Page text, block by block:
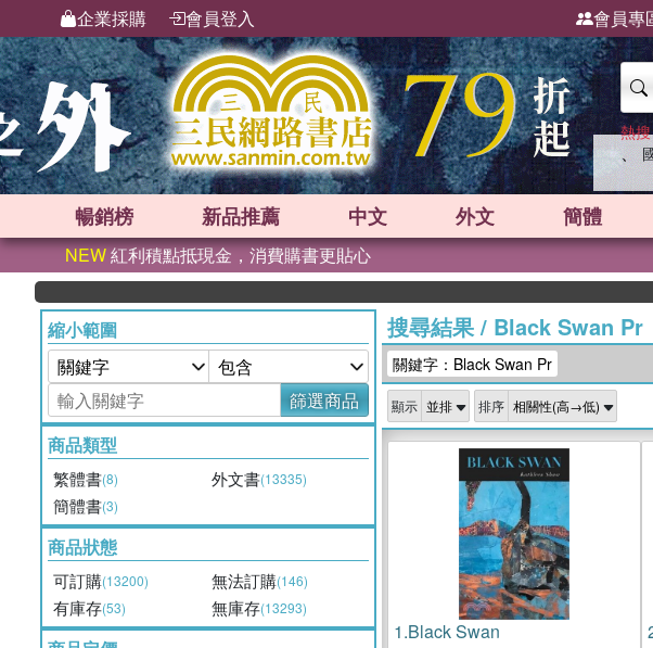
企業採購 會員登入 會員專
熱
、
暢銷榜 新品推薦 中文 外文 簡體
NEW紅利積點抵現金，消費購書更貼心
縮小範圍
篩選商品
商品類型
繁體書(8) 外文書(13335)
簡體書(3)
商品狀態
可訂購(13200) 無法訂購(146)
有庫存(53) 無庫存(13293)
搜尋結果/ Black Swan Pr
關鍵字：Black Swan Pr
顯示 排序
1.Black Swan